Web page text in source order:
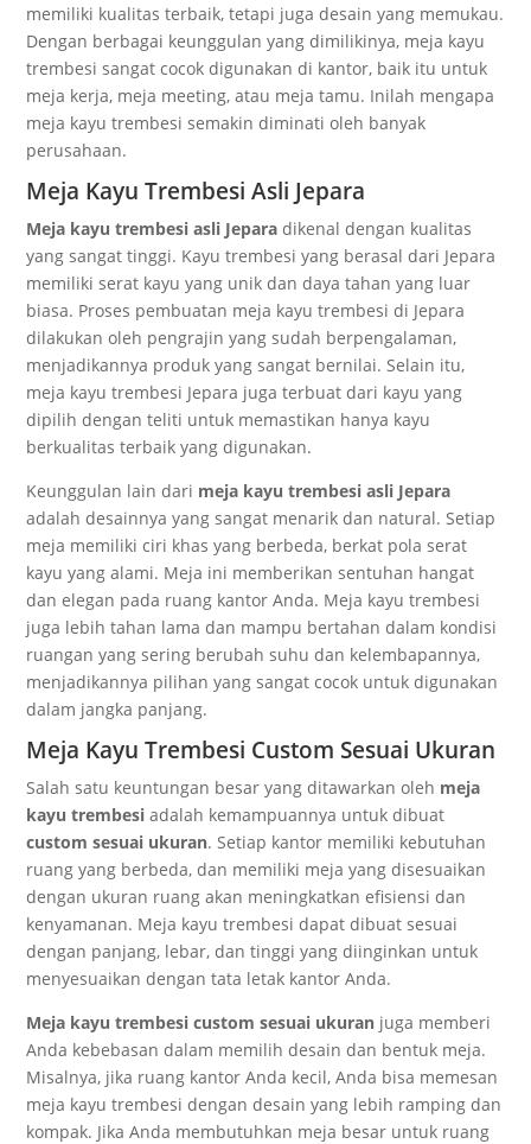
memiliki kualitas terbaik, tetapi juga desain yang memukau.
Dengan berbagai keunggulan yang dimilikinya, meja kayu
trembesi sangat cocok digunakan di kantor, baik itu untuk
meja kerja, meja meeting, atau meja tamu. Inilah mengapa
meja kayu trembesi semakin diminati oleh banyak
perusahaan.
Meja Kayu Trembesi Asli Jepara
Meja kayu trembesi asli Jepara dikenal dengan kualitas
yang sangat tinggi. Kayu trembesi yang berasal dari Jepara
memiliki serat kayu yang unik dan daya tahan yang luar
biasa. Proses pembuatan meja kayu trembesi di Jepara
dilakukan oleh pengrajin yang sudah berpengalaman,
menjadikannya produk yang sangat bernilai. Selain itu,
meja kayu trembesi Jepara juga terbuat dari kayu yang
dipilih dengan teliti untuk memastikan hanya kayu
berkualitas terbaik yang digunakan.
Keunggulan lain dari meja kayu trembesi asli Jepara
adalah desainnya yang sangat menarik dan natural. Setiap
meja memiliki ciri khas yang berbeda, berkat pola serat
kayu yang alami. Meja ini memberikan sentuhan hangat
dan elegan pada ruang kantor Anda. Meja kayu trembesi
juga lebih tahan lama dan mampu bertahan dalam kondisi
ruangan yang sering berubah suhu dan kelembapannya,
menjadikannya pilihan yang sangat cocok untuk digunakan
dalam jangka panjang.
Meja Kayu Trembesi Custom Sesuai Ukuran
Salah satu keuntungan besar yang ditawarkan oleh meja
kayu trembesi adalah kemampuannya untuk dibuat
custom sesuai ukuran. Setiap kantor memiliki kebutuhan
ruang yang berbeda, dan memiliki meja yang disesuaikan
dengan ukuran ruang akan meningkatkan efisiensi dan
kenyamanan. Meja kayu trembesi dapat dibuat sesuai
dengan panjang, lebar, dan tinggi yang diinginkan untuk
menyesuaikan dengan tata letak kantor Anda.
Meja kayu trembesi custom sesuai ukuran juga memberi
Anda kebebasan dalam memilih desain dan bentuk meja.
Misalnya, jika ruang kantor Anda kecil, Anda bisa memesan
meja kayu trembesi dengan desain yang lebih ramping dan
kompak. Jika Anda membutuhkan meja besar untuk ruang